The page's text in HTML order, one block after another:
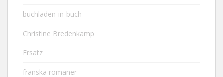
buchladen-in-buch
Christine Bredenkamp
Ersatz
franska romaner